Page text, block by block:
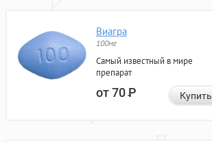
Виагра
100мг
Самый известный в мире
препарат
от 70Р Купить